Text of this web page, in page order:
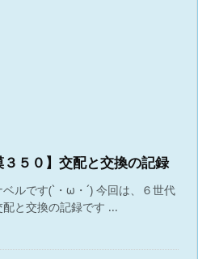
３５０】交配と交換の記録
ルです(`・ω・´) 今回は、６世代
配と交換の記録です ...